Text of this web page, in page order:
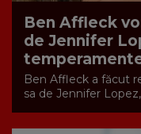
Ben Affleck
de Jennifer
Ben Affleck a făcut
sa de Jennifer